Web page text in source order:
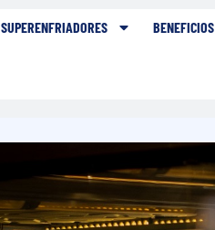
SUPERENFRIADORES BENEFICIOS